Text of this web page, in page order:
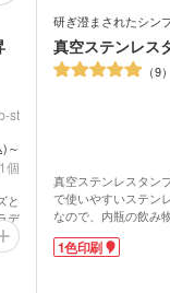
st
～
個
と
デ
に
イ
研ぎ澄まされたシン
真空ステンレス
9
真空ステンレスタン
で使いやすいステン
なので、内瓶の飲み
わらず、飲み頃の温
れてもほとんど結露
1色印刷
ク